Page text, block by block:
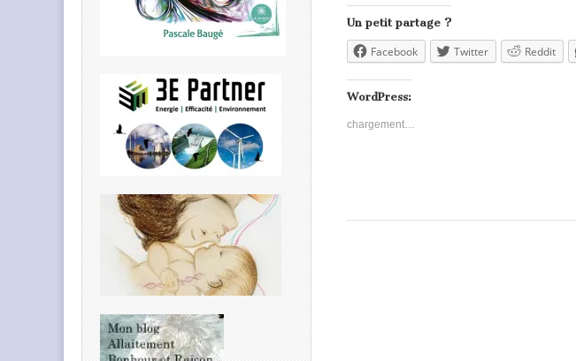
Un petit partage ?
Facebook Twitter Reddit
WordPress:
chargement…